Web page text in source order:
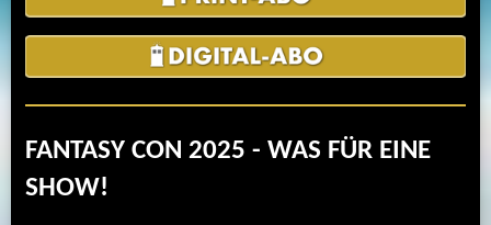
FANTASY CON 2025 - WAS FÜR EINE
SHOW!